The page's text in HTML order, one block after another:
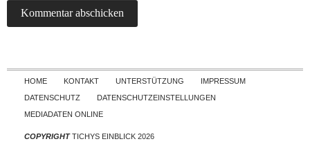
Skip to content
HOME KONTAKT UNTERSTÜTZUNG
IMPRESSUM
DATENSCHUTZ
DATENSCHUTZEINSTELLUNGEN
MEDIADATEN ONLINE
COPYRIGHTTICHYS EINBLICK 2026